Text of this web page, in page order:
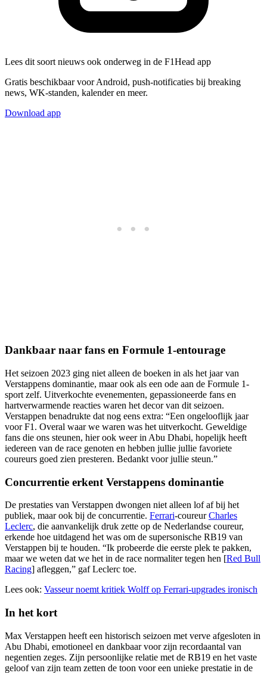
Lees dit soort nieuws ook onderweg in de F1Head app
Gratis beschikbaar voor Android, push-notificaties bij breaking
news, WK-standen, kalender en meer.
Download app
Dankbaar naar fans en Formule 1-entourage
Het seizoen 2023 ging niet alleen de boeken in als het jaar van
Verstappens dominantie, maar ook als een ode aan de Formule 1-
sport zelf. Uitverkochte evenementen, gepassioneerde fans en
hartverwarmende reacties waren het decor van dit seizoen.
Verstappen benadrukte dat nog eens extra: “Een ongelooflijk jaar
voor F1. Overal waar we waren was het uitverkocht. Geweldige
fans die ons steunen, hier ook weer in Abu Dhabi, hopelijk heeft
iedereen van de race genoten en hebben jullie jullie favoriete
coureurs goed zien presteren. Bedankt voor jullie steun.”
Concurrentie erkent Verstappens dominantie
De prestaties van Verstappen dwongen niet alleen lof af bij het
publiek, maar ook bij de concurrentie. Ferrari-coureurCharles
Leclerc, die aanvankelijk druk zette op de Nederlandse coureur,
erkende hoe uitdagend het was om de supersonische RB19 van
Verstappen bij te houden. “Ik probeerde die eerste plek te pakken,
maar we weten dat we het in de race normaliter tegen hen [Red Bull
Racing] afleggen,” gaf Leclerc toe.
Lees ook: Vasseur noemt kritiek Wolff op Ferrari-upgrades ironisch
In het kort
Max Verstappen heeft een historisch seizoen met verve afgesloten in
Abu Dhabi, emotioneel en dankbaar voor zijn recordaantal van
negentien zeges. Zijn persoonlijke relatie met de RB19 en het vaste
geloof van zijn team zetten de toon voor een unieke prestatie in de